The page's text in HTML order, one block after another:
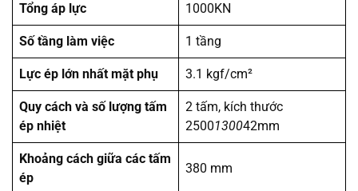
Tổng áp lực 1000KN
Số tầng làm việc 1 tầng
Lực ép lớn nhất mặt phụ 3.1 kgf/cm²
Quy cách và số lượng tấm
ép nhiệt
2 tấm, kích thước
2500130042mm
Khoảng cách giữa các tấm
ép
380 mm